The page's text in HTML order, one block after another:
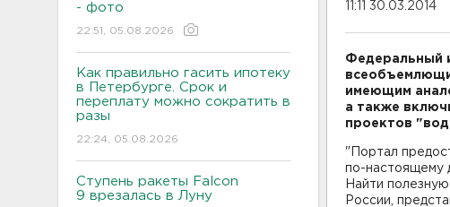
- фото
22:51, 05.08.2026
Как правильно гасить ипотеку
в Петербурге. Срок и
переплату можно сократить в
разы
22:24, 05.08.2026
Ступень ракеты Falcon
9 врезалась в Луну
11:11 30.03.2014
Федеральный
имеющим
а также
проектов
"Портал
по-настоящему
Найти
России,